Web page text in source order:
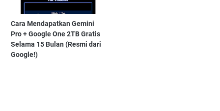
Cara Mendapatkan Gemini
Pro + Google One 2TB Gratis
Selama 15 Bulan (Resmi dari
Google!)